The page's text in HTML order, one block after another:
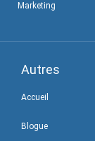
Marketing
Autres
Accueil
Blogue